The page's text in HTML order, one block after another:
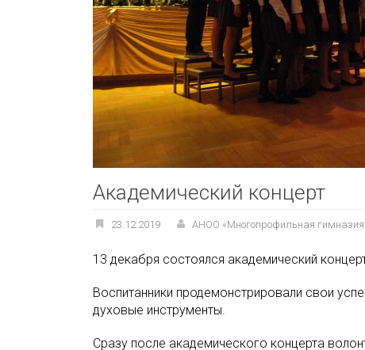
Академический концерт
23.12.2019 АНОО «Многопрофильная
13 декабря состоялся академический
Воспитанники продемонстрировали свои
духовые инструменты.
Сразу после академического концерта